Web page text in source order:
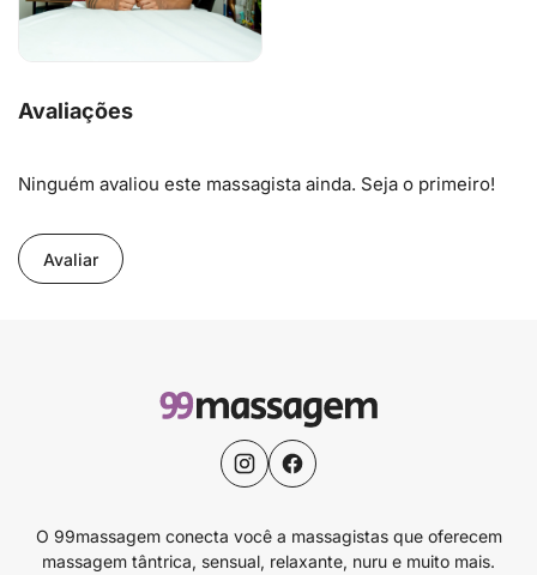
Avaliações
Ninguém avaliou este massagista ainda. Seja o primeiro!
Avaliar
O 99massagem conecta você a massagistas que oferecem
massagem tântrica, sensual, relaxante, nuru e muito mais.